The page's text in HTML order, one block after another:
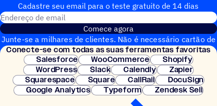
Cadastre seu email para o teste gratuito de 14 dias
Comece agora
Junte-se a milhares de clientes. Não é necessário cartão de
crédito. Configuração instantânea.
Conecte-se com todas as suas ferramentas favoritas
Salesforce
WooCommerce
Shopify
WordPress
Slack Calendly
Zapier
Squarespace
Square CallRail
DocuSign
Google Analytics
Typeform Zendesk Sell